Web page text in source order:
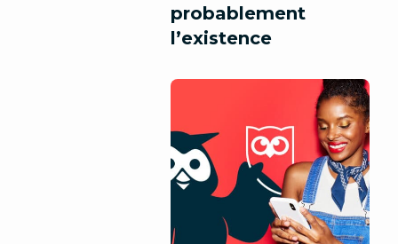
probablement
l’existence